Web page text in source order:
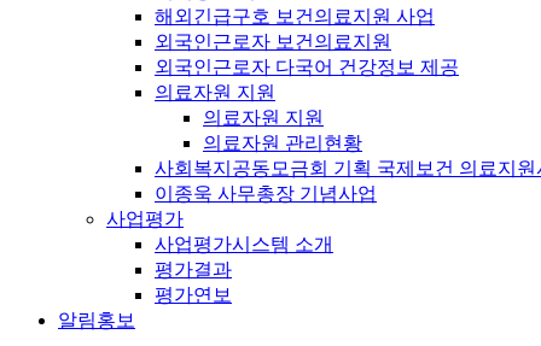
해외긴급구호 보건의료지원 사업
외국인근로자 보건의료지원
외국인근로자 다국어 건강정보 제공
의료자원 지원
의료자원 지원
의료자원 관리현황
사회복지공동모금회 기획 국제보건 의료지원
이종욱 사무총장 기념사업
사업평가
사업평가시스템 소개
평가결과
평가연보
알림홍보